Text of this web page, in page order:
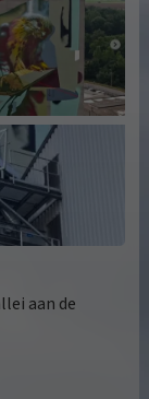
aan de